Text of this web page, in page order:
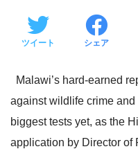
ツイート シェア
Malawi’s hard-earned
against wildlife crime
biggest tests yet, as the
application by Director of